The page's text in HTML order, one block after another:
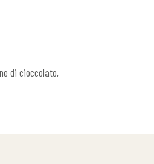
di cioccolato,